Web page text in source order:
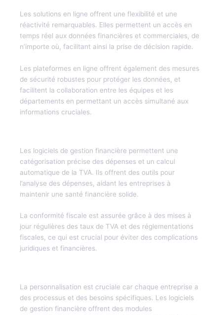
Les solutions en ligne offrent une flexibilité et une
réactivité remarquables. Elles permettent un accès en
temps réel aux données financières et commerciales, de
n’importe où, facilitant ainsi la prise de décision rapide.
Les plateformes en ligne offrent également des mesures
de sécurité robustes pour protéger les données, et
facilitent la collaboration entre les équipes et les
départements en permettant un accès simultané aux
informations cruciales.
Les logiciels de gestion financière permettent une
catégorisation précise des dépenses et un calcul
automatique de la TVA. Ils offrent des outils pour
l’analyse des dépenses, aidant les entreprises à
maintenir une santé financière solide.
La conformité fiscale est assurée grâce à des mises à
jour régulières des taux de TVA et des réglementations
fiscales, ce qui est crucial pour éviter des complications
juridiques et financières.
La personnalisation est cruciale car chaque entreprise a
des processus et des besoins spécifiques. Les logiciels
de gestion financière offrent des modules